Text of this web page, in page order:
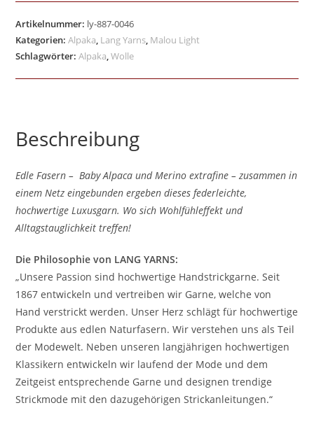
Artikelnummer: ly-887-0046
Kategorien:Alpaka Lang Yarns Malou Light
Schlagwörter:Alpaka ,Wolle
Beschreibung
Edle Fasern – Baby Alpaca und Merino extrafine – zusammen in
einem Netz eingebunden ergeben dieses federleichte,
hochwertige Luxusgarn. Wo sich Wohlfühleffekt und
Alltagstauglichkeit treffen!
Die Philosophie von LANG YARNS:
„Unsere Passion sind hochwertige Handstrickgarne. Seit
1867 entwickeln und vertreiben wir Garne, welche von
Hand verstrickt werden. Unser Herz schlägt für hochwertige
Produkte aus edlen Naturfasern. Wir verstehen uns als Teil
der Modewelt. Neben unseren langjährigen hochwertigen
Klassikern entwickeln wir laufend der Mode und dem
Zeitgeist entsprechende Garne und designen trendige
Strickmode mit den dazugehörigen Strickanleitungen.“